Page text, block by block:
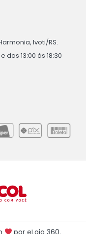
Ivoti/RS.
das 13:00 às 18:30
poreLoja 360.